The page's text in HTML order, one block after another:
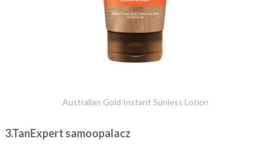
Australian Gold Instant Sunless Lotion
3.TanExpert samoopalacz